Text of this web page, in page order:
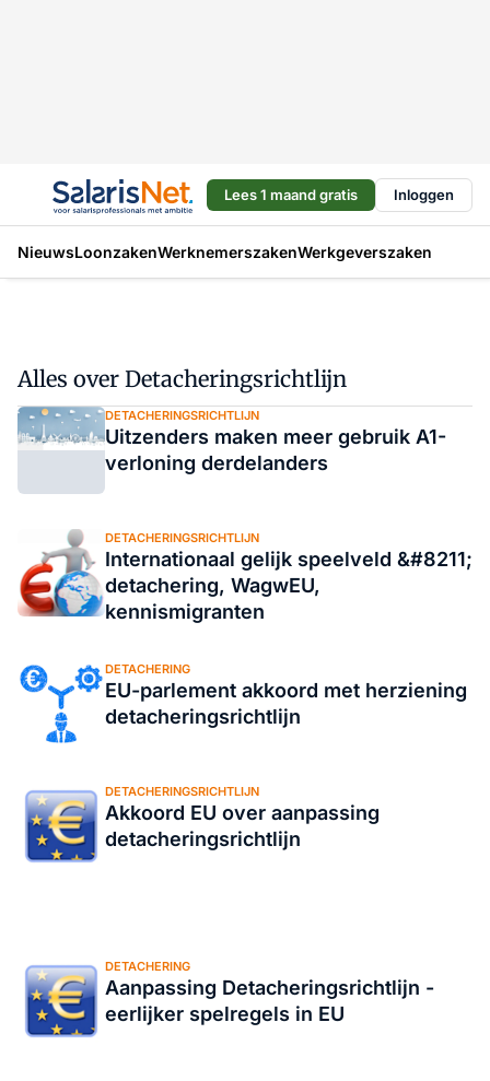
Lees 1 maand gratis Inloggen
NieuwsLoonzakenWerknemerszakenWerkgeverszaken
Alles over Detacheringsrichtlijn
DETACHERINGSRICHTLIJN
Uitzenders maken meer gebruik A1-
verloning derdelanders
DETACHERINGSRICHTLIJN
Internationaal gelijk speelveld &#8211;
detachering, WagwEU,
kennismigranten
DETACHERING
EU-parlement akkoord met herziening
detacheringsrichtlijn
DETACHERINGSRICHTLIJN
Akkoord EU over aanpassing
detacheringsrichtlijn
DETACHERING
Aanpassing Detacheringsrichtlijn -
eerlijker spelregels in EU